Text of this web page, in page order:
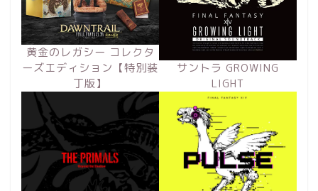
黄金のレガシー コレクタ
ーズエディション【特別装
丁版】
サントラ GROWING
LIGHT